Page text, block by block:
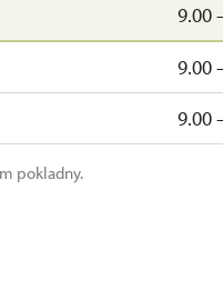
9.00
9.00
9.00
pokladny.